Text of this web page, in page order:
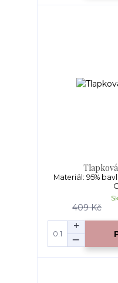
Materiál: 95%
409 Kč